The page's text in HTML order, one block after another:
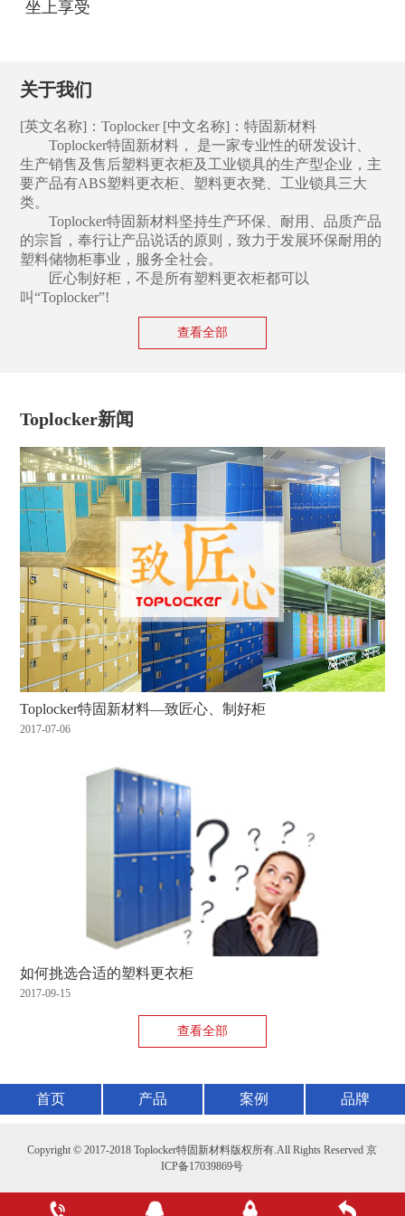
坐上享受
关于我们
[英文名称]：Toplocker [中文名称]：特固新材料
Toplocker特固新材料， 是一家专业性的研发设计、
生产销售及售后塑料更衣柜及工业锁具的生产型企业，主
要产品有ABS塑料更衣柜、塑料更衣凳、工业锁具三大
类。
Toplocker特固 新材料坚持生产环保、耐用、品质产品
的宗旨，奉行让产品说话的原则，致力于发展环保耐用的
塑料储物柜事业，服务全社会。
匠心制好柜，不是所有塑料更衣柜都可以
叫“Toplocker”!
查看全部
Toplocker新闻
Toplocker特固新材料—致匠心、制好柜
2017-07-06
如何挑选合适的塑料更衣柜
2017-09-15
查看全部
首页 产品 案例 品牌
Copyright © 2017-2018 Toplocker特固新材料版权所有.All Rights Reserved 京
ICP备17039869号